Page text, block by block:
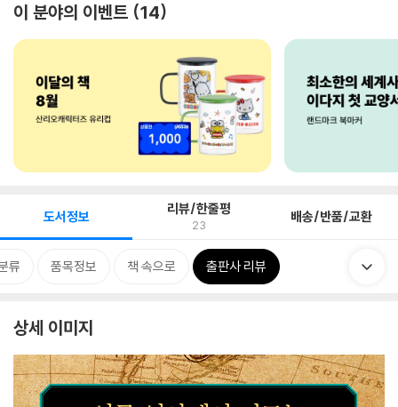
이 분야의 이벤트 14
도서정보 리뷰/한줄평
23 배송/반품/교환
류 품목정보 책 속으로 출판사 리뷰
상세 이미지